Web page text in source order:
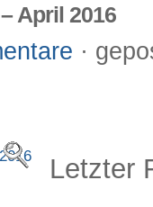
April 2016
·
Letzter